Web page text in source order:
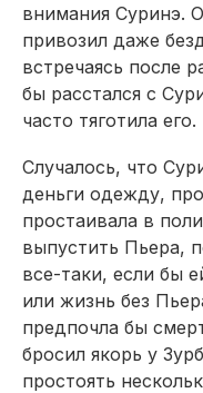
внимания Суринэ.
привозил даже
встречаясь после
бы расстался с
часто тяготила его.
Случалось, что
деньги одежду,
простаивала в
выпустить Пьера,
все-таки, если бы
или жизнь без
предпочла бы
бросил якорь у
простоять